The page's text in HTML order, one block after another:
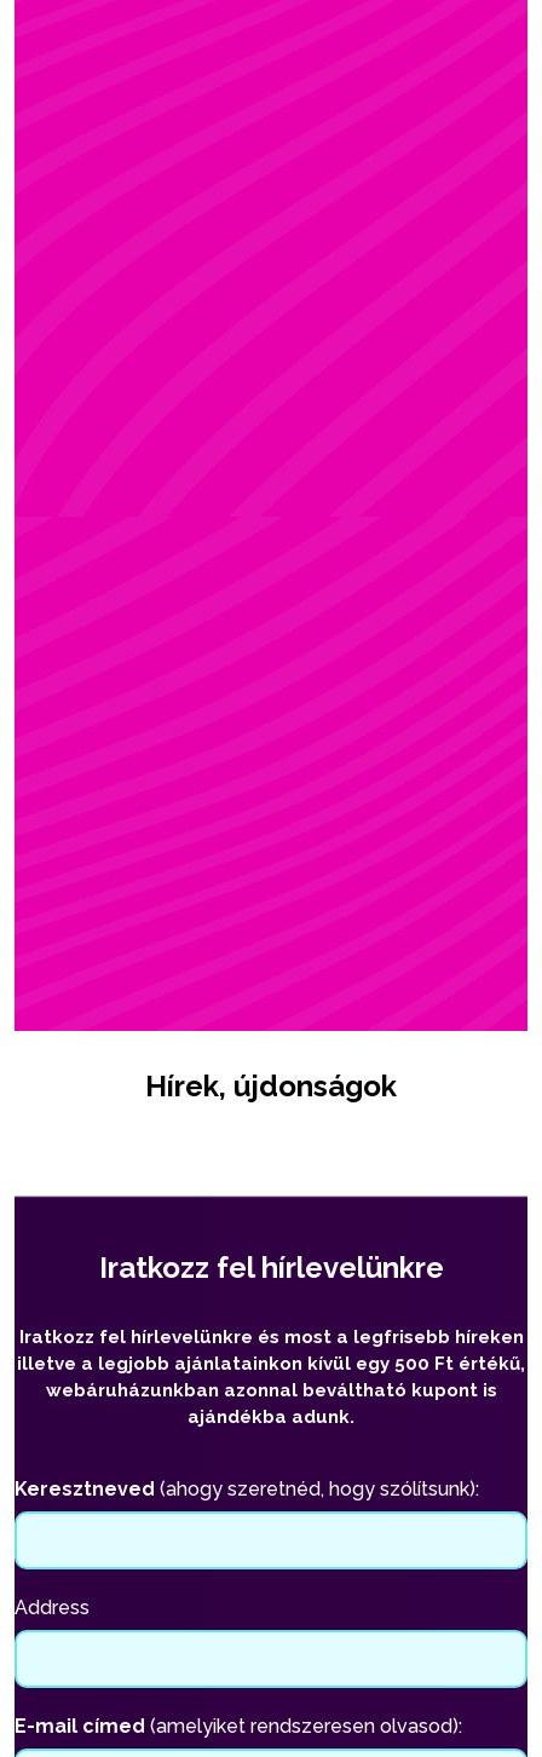
Hírek, újdonságok
Iratkozz fel hírlevelünkre
Iratkozz fel hírlevelünkre és most a legfrisebb híreken
illetve a legjobb ajánlatainkon kívül egy 500 Ft értékű,
webáruházunkban azonnal beváltható kupont is
ajándékba adunk.
Keresztneved (ahogy szeretnéd, hogy szólítsunk):
Address
E-mail címed (amelyiket rendszeresen olvasod):